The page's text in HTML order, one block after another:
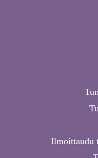
Ilmoittaudu